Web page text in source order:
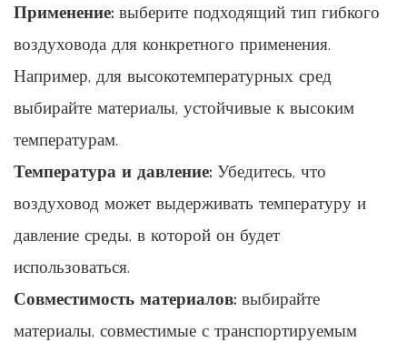
Применение: выберите подходящий тип гибкого
воздуховода для конкретного применения.
Например, для высокотемпературных сред
выбирайте материалы, устойчивые к высоким
температурам.
Температура и давление: Убедитесь, что
воздуховод может выдерживать температуру и
давление среды, в которой он будет
использоваться.
Совместимость материалов: выбирайте
материалы, совместимые с транспортируемым